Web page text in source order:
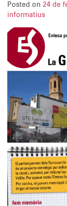
Posted on 24 de
informatius